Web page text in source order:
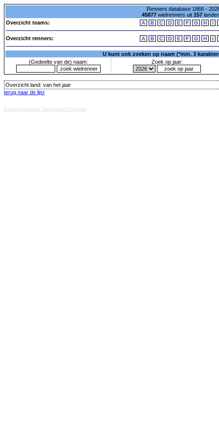
Renners database 1868 -
45877wielrenners uit 157
Overzicht teams:
A B C D E F G H I
Overzicht renners: A B C D E F G H I
U kunt ook zoeken op naam (*min. 3
(Gedeelte van de) naam:
Zoek op jaar:
Overzicht land: van het jaar
terug naar de lijst
Database techniek: Sini Internet Projecten